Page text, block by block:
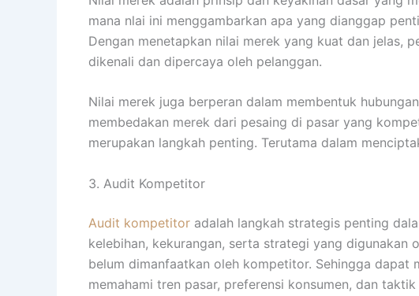
mana nlai ini menggambarkan apa yang dianggap
Dengan menetapkan nilai merek yang kuat dan jelas,
dikenali dan dipercaya oleh pelanggan.
Nilai merek juga berperan dalam membentuk
membedakan merek dari pesaing di pasar yang
merupakan langkah penting. Terutama dalam
3. Audit Kompetitor
Audit kompetitor adalah langkah strategis penting
kelebihan, kekurangan, serta strategi yang digunakan
belum dimanfaatkan oleh kompetitor. Sehingga
memahami tren pasar, preferensi konsumen, dan